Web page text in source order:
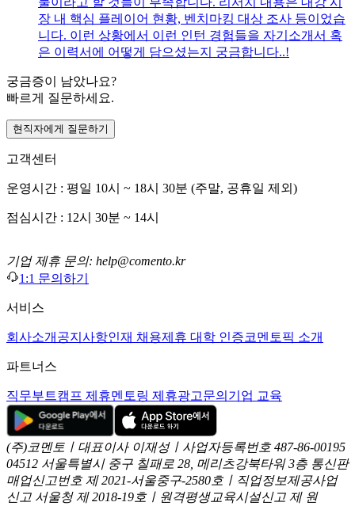
장 내 핵심 플레이어 현황, 벤치마킹 대상 조사 등이었습
니다. 이런 상황에서 이런 인턴 경험들을 자기소개서 혹
은 이력서에 어떻게 담으셨는지 궁금합니다..!
궁금증이 남았나요?
빠르게 질문하세요.
현직자에게 질문하기
고객센터
운영시간 : 평일 10시 ~ 18시 30분 (주말, 공휴일 제외)
점심시간 : 12시 30분 ~ 14시
기업 제휴 문의: help@comento.kr
1:1 문의하기
서비스
회사소개 공지사항인재 채용제휴 대학 인증코멘토픽 소개
파트너스
직무부트캠프 제휴멘토링 제휴광고문의 기업 교육
(주)코멘토ㅣ대표이사 이재성ㅣ사업자등록번호 487-86-00195
04512 서울특별시 중구 칠패로 28, 메리츠강북타워 3층 통신판
매업신고번호 제 2021-서울중구-2580호ㅣ직업정보제공사업
신고 서울청 제 2018-19호ㅣ원격평생교육시설신고 제 원